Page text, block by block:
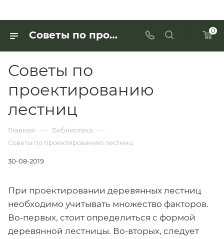
Советы по проектированию лестниц 0
Советы по
проектированию
лестниц
Главная — Библиотека —
Советы по проектированию лестниц
30-08-2019
При проектировании деревянных лестниц
необходимо учитывать множество факторов.
Во-первых, стоит определиться с формой
деревянной лестницы. Во-вторых, следует